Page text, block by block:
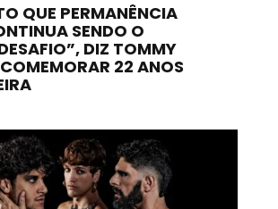
QUE PERMANÊNCIA
SENDO O
DIZ TOMMY
22 ANOS